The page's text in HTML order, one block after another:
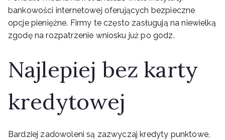
bankowości internetowej oferujących bezpieczne
opcje pieniężne. Firmy te często zasługują na niewielką
zgodę na rozpatrzenie wniosku już po godz.
Najlepiej bez karty
kredytowej
Bardziej zadowoleni są zazwyczaj kredyty punktowe,